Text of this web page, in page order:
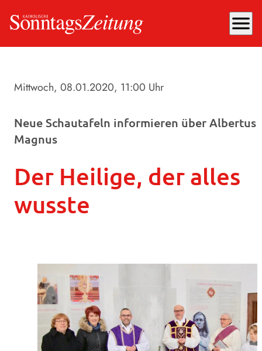
menu
Mittwoch, 08.01.2020, 11:00 Uhr
Neue Schautafeln informieren über Albertus
Magnus
Der Heilige, der alles
wusste